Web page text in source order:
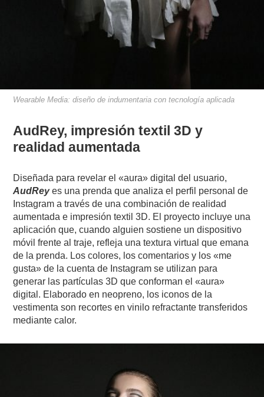
Wearable Media: diseño de indumentaria con tecnología aplicada
AudRey, impresión textil 3D y
realidad aumentada
Diseñada para revelar el «aura» digital del usuario,
AudReyes una prenda que analiza el perfil personal de
Instagram a través de una combinación de realidad
aumentada e impresión textil 3D. El proyecto incluye una
aplicación que, cuando alguien sostiene un dispositivo
móvil frente al traje, refleja una textura virtual que emana
de la prenda. Los colores, los comentarios y los «me
gusta» de la cuenta de Instagram se utilizan para
generar las partículas 3D que conforman el «aura»
digital. Elaborado en neopreno, los iconos de la
vestimenta son recortes en vinilo refractante transferidos
mediante calor.